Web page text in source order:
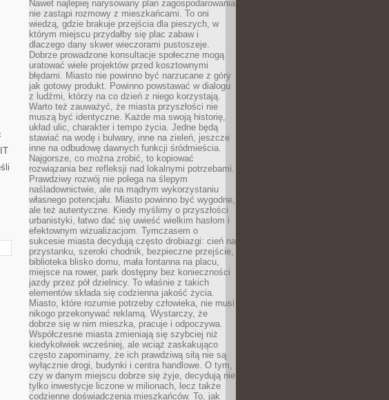
Nawet najlepiej narysowany plan zagospodarowania
nie zastąpi rozmowy z mieszkańcami. To oni
wiedzą, gdzie brakuje przejścia dla pieszych, w
którym miejscu przydałby się plac zabaw i
dlaczego dany skwer wieczorami pustoszeje.
Dobrze prowadzone konsultacje społeczne mogą
uratować wiele projektów przed kosztownymi
błędami. Miasto nie powinno być narzucane z góry
jak gotowy produkt. Powinno powstawać w dialogu
z ludźmi, którzy na co dzień z niego korzystają.
Warto też zauważyć, że miasta przyszłości nie
muszą być identyczne. Każde ma swoją historię,
układ ulic, charakter i tempo życia. Jedne będą
stawiać na wodę i bulwary, inne na zieleń, jeszcze
inne na odbudowę dawnych funkcji śródmieścia.
Najgorsze, co można zrobić, to kopiować
rozwiązania bez refleksji nad lokalnymi potrzebami.
Prawdziwy rozwój nie polega na ślepym
naśladownictwie, ale na mądrym wykorzystaniu
własnego potencjału. Miasto powinno być wygodne,
ale też autentyczne. Kiedy myślimy o przyszłości
urbanistyki, łatwo dać się uwieść wielkim hasłom i
efektownym wizualizacjom. Tymczasem o
sukcesie miasta decydują często drobiazgi: cień na
przystanku, szeroki chodnik, bezpieczne przejście,
biblioteka blisko domu, mała fontanna na placu,
miejsce na rower, park dostępny bez konieczności
jazdy przez pół dzielnicy. To właśnie z takich
elementów składa się codzienna jakość życia.
Miasto, które rozumie potrzeby człowieka, nie musi
nikogo przekonywać reklamą. Wystarczy, że
dobrze się w nim mieszka, pracuje i odpoczywa.
Współczesne miasta zmieniają się szybciej niż
kiedykolwiek wcześniej, ale wciąż zaskakująco
często zapominamy, że ich prawdziwą siłą nie są
wyłącznie drogi, budynki i centra handlowe. O tym,
czy w danym miejscu dobrze się żyje, decydują nie
tylko inwestycje liczone w milionach, lecz także
codzienne doświadczenia mieszkańców. To, jak